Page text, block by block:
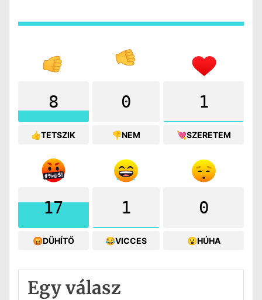
8
👍TETSZIK
0
👎NEM
1
💘SZERETEM
17
😡DÜHÍTŐ
1
😂VICCES
0
😮HÚHA
Egy válasz